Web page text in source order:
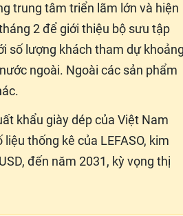
trung tâm triển lãm lớn và hiện
2 để giới thiệu bộ sưu tập
số lượng khách tham dự
ngoài. Ngoài các sản phẩm
khẩu giày dép của Việt Nam
thống kê của LEFASO, kim
đến năm 2031, kỳ vọng thị